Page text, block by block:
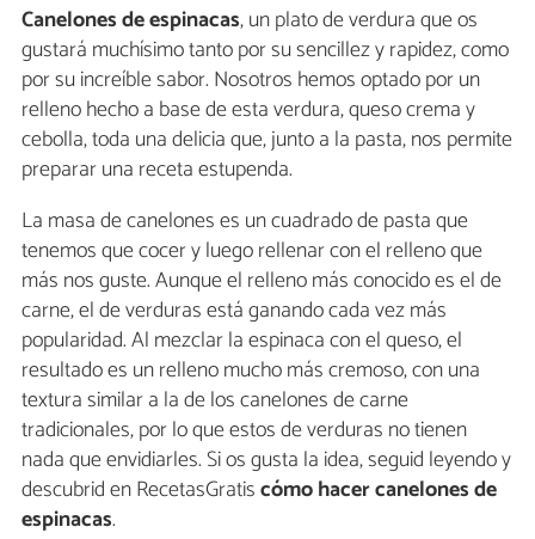
Canelones de espinacas, un plato de verdura que os
gustará muchísimo tanto por su sencillez y rapidez, como
por su increíble sabor. Nosotros hemos optado por un
relleno hecho a base de esta verdura, queso crema y
cebolla, toda una delicia que, junto a la pasta, nos permite
preparar una receta estupenda.
La masa de canelones es un cuadrado de pasta que
tenemos que cocer y luego rellenar con el relleno que
más nos guste. Aunque el relleno más conocido es el de
carne, el de verduras está ganando cada vez más
popularidad. Al mezclar la espinaca con el queso, el
resultado es un relleno mucho más cremoso, con una
textura similar a la de los canelones de carne
tradicionales, por lo que estos de verduras no tienen
nada que envidiarles. Si os gusta la idea, seguid leyendo y
descubrid en RecetasGratiscómo hacer canelones de
espinacas.